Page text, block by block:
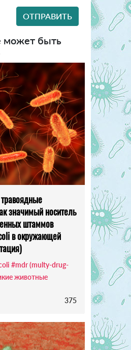
может быть
значимый носитель
штаммов
в окружающей
#mdr (multy-drug-
животные
375